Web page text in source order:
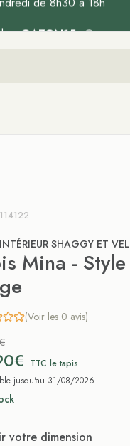
SHAGGY ET
Mina -
(Voir les 0 avis)
TTC le tapis
jusqu'au 31/08/2026
votre dimension